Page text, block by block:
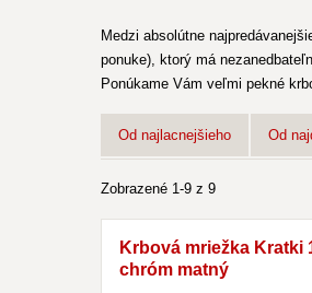
Medzi absolútne
ponuke), ktorý má
Ponúkame Vám veľmi pekné
Od najlacnejšieho Od
Zobrazené 1-9 z 9
Krbová mriežka Kratki
chróm matný